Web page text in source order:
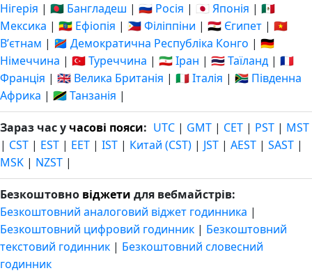
Нігерія | 🇧🇩 Бангладеш | 🇷🇺 Росія | 🇯🇵 Японія | 🇲🇽
Мексика | 🇪🇹 Ефіопія | 🇵🇭 Філіппіни | 🇪🇬 Єгипет | 🇻🇳
Вʼєтнам | 🇨🇩 Демократична Республіка Конго | 🇩🇪
Німеччина | 🇹🇷 Туреччина | 🇮🇷 Іран | 🇹🇭 Таїланд | 🇫🇷
Франція | 🇬🇧 Велика Британія | 🇮🇹 Італія | 🇿🇦 Південна
Африка | 🇹🇿 Танзанія |
Зараз час у часові пояси: UTC | GMT | CET | PST | MST
| CST | EST | EET | IST | Китай (CST) | JST | AEST | SAST |
MSK | NZST |
Безкоштовно віджети для вебмайстрів:
Безкоштовний аналоговий віджет годинника |
Безкоштовний цифровий годинник | Безкоштовний
текстовий годинник | Безкоштовний словесний
годинник